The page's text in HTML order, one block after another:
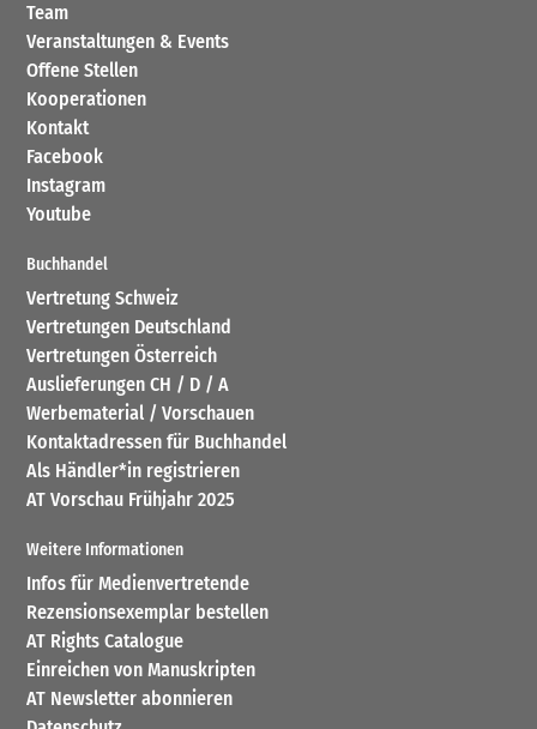
Team
Veranstaltungen & Events
Offene Stellen
Kooperationen
Kontakt
Facebook
Instagram
Youtube
Buchhandel
Vertretung Schweiz
Vertretungen Deutschland
Vertretungen Österreich
Auslieferungen CH / D / A
Werbematerial / Vorschauen
Kontaktadressen für Buchhandel
Als Händler*in registrieren
AT Vorschau Frühjahr 2025
Weitere Informationen
Infos für Medienvertretende
Rezensionsexemplar bestellen
AT Rights Catalogue
Einreichen von Manuskripten
AT Newsletter abonnieren